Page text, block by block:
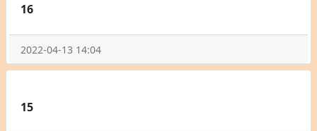
16
2022-04-13 14:04
15